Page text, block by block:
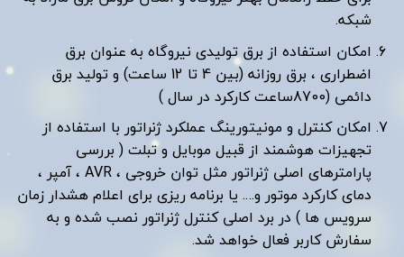
شبکه.
امکان استفاده از برق تولیدی نیروگاه به عنوان برق
اضطراری ، برق روزانه (بین 4 تا 12 ساعت) و تولید برق
دائمی (8700ساعت کارکرد در سال )
امکان کنترل و مونیتورینگ عملکرد ژنراتور با استفاده از
تجهیزات هوشمند از قبیل موبایل و تبلت ( بررسی
پارامترهای اصلی ژنراتور مثل توان خروجی ، AVR ، آمپر ،
دمای کارکرد موتور و…. یا برنامه ریزی برای اعلام هشدار زمان
سرویس ها ) در برد اصلی کنترل ژنراتور نصب شده و به
سفارش کاربر فعال خواهد شد.